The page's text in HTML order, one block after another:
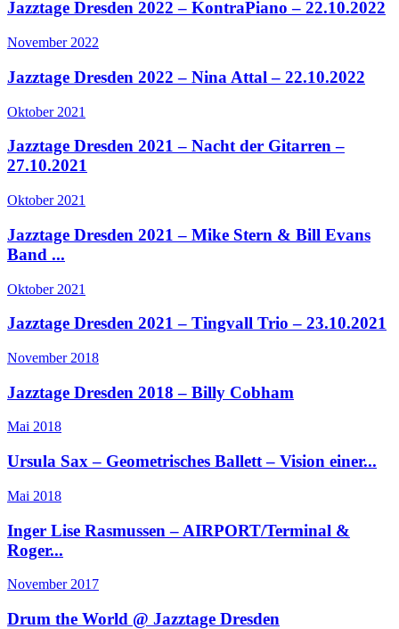
Jazztage Dresden 2022 – KontraPiano – 22.10.2022
November 2022
Jazztage Dresden 2022 – Nina Attal – 22.10.2022
Oktober 2021
Jazztage Dresden 2021 – Nacht der Gitarren –
27.10.2021
Oktober 2021
Jazztage Dresden 2021 – Mike Stern & Bill Evans
Band ...
Oktober 2021
Jazztage Dresden 2021 – Tingvall Trio – 23.10.2021
November 2018
Jazztage Dresden 2018 – Billy Cobham
Mai 2018
Ursula Sax – Geometrisches Ballett – Vision einer...
Mai 2018
Inger Lise Rasmussen – AIRPORT/Terminal &
Roger...
November 2017
Drum the World @ Jazztage Dresden